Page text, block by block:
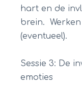
hart en de
brein.
(eventueel).
Sessie 3: De
emoties